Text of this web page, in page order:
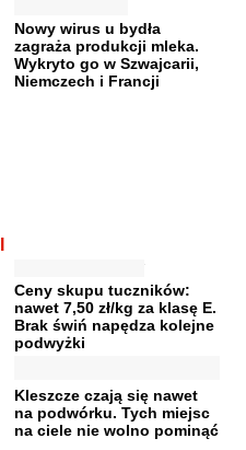
Nowy wirus u bydła
zagraża produkcji mleka.
Wykryto go w Szwajcarii,
Niemczech i Francji
Ceny skupu tuczników:
nawet 7,50 zł/kg za klasę E.
Brak świń napędza kolejne
podwyżki
Kleszcze czają się nawet
na podwórku. Tych miejsc
na ciele nie wolno pominąć